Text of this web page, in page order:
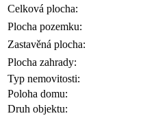
Celková plocha:
Plocha pozemku:
Zastavěná plocha:
Plocha zahrady:
Typ nemovitosti:
Poloha domu:
Druh objektu: